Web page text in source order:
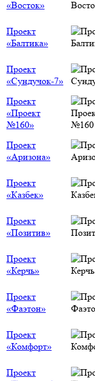
«Восток»
Проект
«Балтика»
Проект
«Сундучок-7»
Проект
«Проект
№160»
Проект
«Аризона»
Проект
«Казбек»
Проект
«Позитив»
Проект
«Керчь»
Проект
«Фаэтон»
Проект
«Комфорт»
Проект